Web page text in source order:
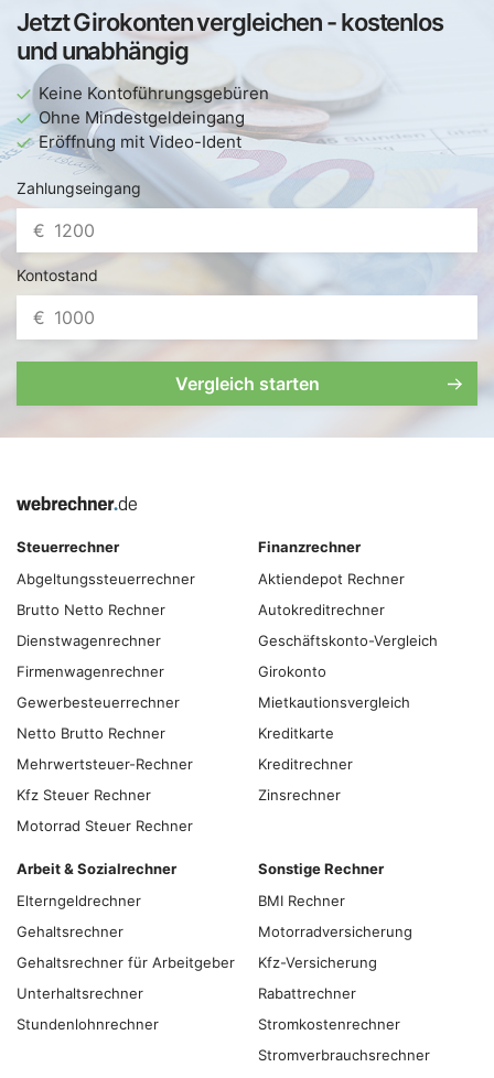
Jetzt Girokonten vergleichen - kostenlos
und unabhängig
Keine Kontoführungsgebüren
Ohne Mindestgeldeingang
Eröffnung mit Video-Ident
Zahlungseingang
€
Kontostand
€
Vergleich starten
Steuerrechner
Abgeltungs­steuer­rechner
Brutto Netto Rechner
Dienstwagenrechner
Firmenwagenrechner
Gewerbesteuerrechner
Netto Brutto Rechner
Mehrwertsteuer-Rechner
Kfz Steuer Rechner
Motorrad Steuer Rechner
Finanzrechner
Aktiendepot Rechner
Autokreditrechner
Geschäftskonto-Vergleich
Girokonto
Mietkautionsvergleich
Kreditkarte
Kreditrechner
Zinsrechner
Arbeit & Sozialrechner
Elterngeldrechner
Gehaltsrechner
Gehaltsrechner für Arbeitgeber
Unterhaltsrechner
Stundenlohnrechner
Sonstige Rechner
BMI Rechner
Motorradversicherung
Kfz-Versicherung
Rabattrechner
Stromkostenrechner
Stromverbrauchsrechner